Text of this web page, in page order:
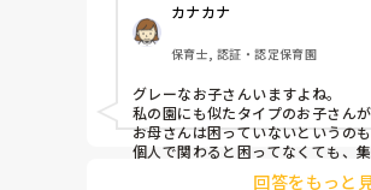
何度か見に来てもらっていますが
は大丈夫なんですけど。と、言わ
どのような対応しますか？
カナカナ
保育士, 認証・認定保育園
グレーなお子さんいますよね。
私の園にも似たタイプのお子さんが
お母さんは困っていないというの
個人で関わると困ってなくても、
ので、その旨をお母さんに伝えてい
回答をもっと